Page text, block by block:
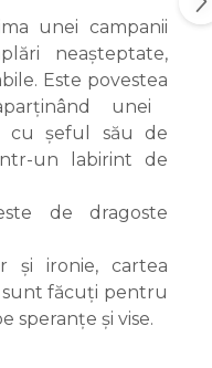
unei campanii
neașteptate,
Este povestea
unei
cu șeful său de
un labirint de
de dragoste
ironie, cartea
făcuți pentru
speranțe și vise.